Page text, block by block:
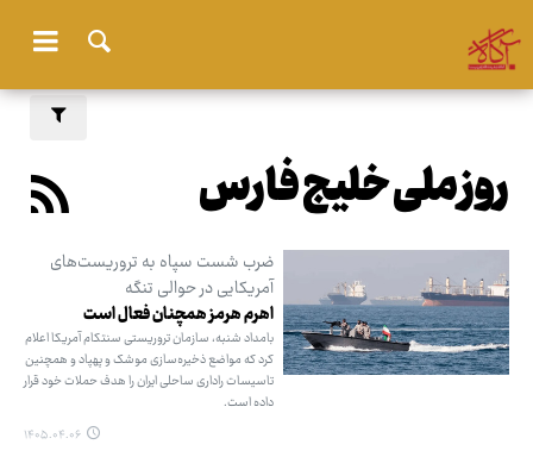
روز ملی خلیج فارس
ضرب شست سپاه به تروریست‌های
آمریکایی در حوالی تنگه
اهرم هرمز همچنان فعال است
بامداد شنبه، سازمان تروریستی سنتکام آمریکا اعلام
کرد که مواضع ذخیره‌سازی موشک و پهپاد و همچنین
تاسیسات راداری ساحلی ایران را هدف حملات خود قرار
داده است.
۱۴۰۵.۰۴.۰۶